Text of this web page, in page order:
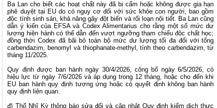
Ba Lan cho biết các hoạt chất này đã bị cấm hoặc không được gia hạn
phê duyệt tại EU do có nguy cơ đối với sức khỏe con người, bao gồm
độc tính sinh sản, khả năng gây đột biến và rối loạn nội tiết. Ba Lan cũng
dẫn ý kiến của EFSA và Codex Alimentarius cho rằng một số mức dư
lượng hiện hành có thể dẫn đến vượt ngưỡng tham chiếu độc chất học;
đồng thời Codex đã bãi bỏ toàn bộ mức dư lượng tối đa đối với tổng
carbendazim, benomyl và thiophanate-methyl, tính theo carbendazim, từ
tháng 11/2025.
Quy định được ban hành ngày 30/4/2026, công bố ngày 6/5/2026, có
hiệu lực từ ngày 7/6/2026 và áp dụng trong 12 tháng, hoặc cho đến khi
EU ban hành quy định tương ứng hoặc có quyết định không ban hành
quy định liên quan.
đ) Thổ Nhĩ Kỳ thông báo sửa đổi và cập nhật Quy định kiểm dịch thực